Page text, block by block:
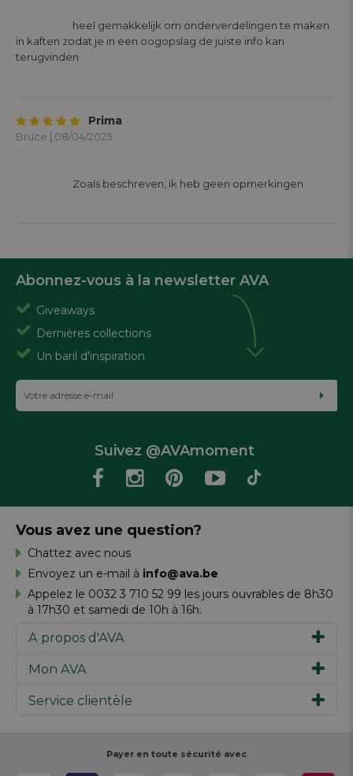
in kaften zodat je in een oogopslag de juiste info kan
terugvinden
Prima
Bruce | 08/04/2025
Abonnez-vous à la newsletter AVA
Giveaways
Dernières collections
Un baril d'inspiration
Suivez @AVAmoment
A propos d'AVA
Notre histoire
Travailler chez AVA
Mon AVA
Inspiration
Réalisez votre création
Service clientèle
Votre paiement
Vous avez une question?
Chattez avec nous
Envoyez un e-mail à info@ava.be
Appelez le 0032 3 710 52 99 les jours ouvrables de 8h30
à 17h30 et samedi de 10h à 16h.
Payer en toute sécurité avec